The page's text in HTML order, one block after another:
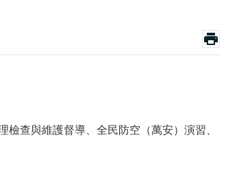
查與維護督導、全民防空（萬安）演習、